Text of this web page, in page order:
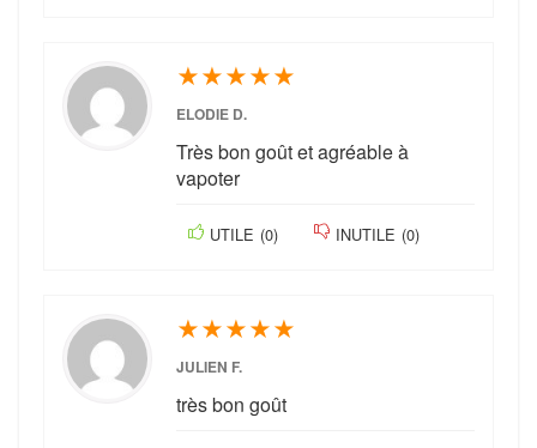
★★★★★
ELODIE D.
Très bon goût et agréable à
vapoter
UTILE (0) INUTILE (0)
★★★★★
JULIEN F.
très bon goût